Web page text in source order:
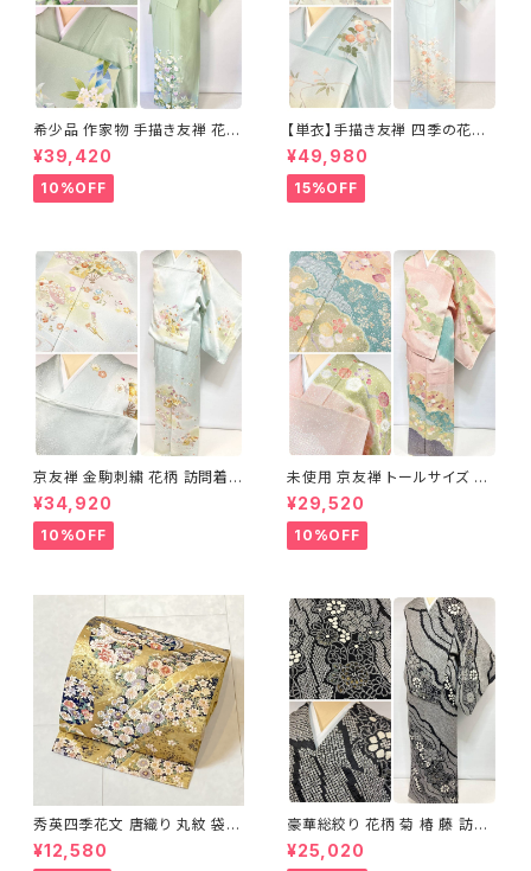
希少品 作家物 手描き友禅 花鳥
文 椿 沈丁花 訪問着 正絹 袷 黄
緑 青 白 1418
¥39,420
10%OFF
【単衣】手描き友禅 四季の花々
正絹 訪問着 水色 黄緑 白 パス
テルカラー 1431
¥49,980
15%OFF
京友禅 金駒刺繍 花柄 訪問着
正絹 水色 黄緑 パステルカラー
アイスグリーン 1433
¥34,920
10%OFF
未使用 京友禅 トールサイズ 染
め分け 金彩 訪問着 袷 正絹 ピ
ンク 黄緑 紫 黄色 1438
¥29,520
10%OFF
秀英四季花文 唐織り 丸紋 袋帯
正絹 金糸 ゴールド 紺 ピンク 7
05
¥12,580
豪華総絞り 花柄 菊 椿 藤 訪問
着 鹿の子絞り ラメ 正絹 黒 白
グレー 1435
¥25,020